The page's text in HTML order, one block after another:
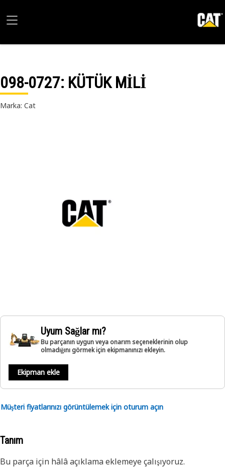
098-0727: KÜTÜK MİLİ
Marka: Cat
Uyum Sağlar mı?
Bu parçanın uygun veya onarım seçeneklerinin olup
olmadığını görmek için ekipmanınızı ekleyin.
Ekipman ekle
Müşteri fiyatlarınızı görüntülemek için oturum açın
Tanım
Bu parça için hâlâ açıklama eklemeye çalışıyoruz.